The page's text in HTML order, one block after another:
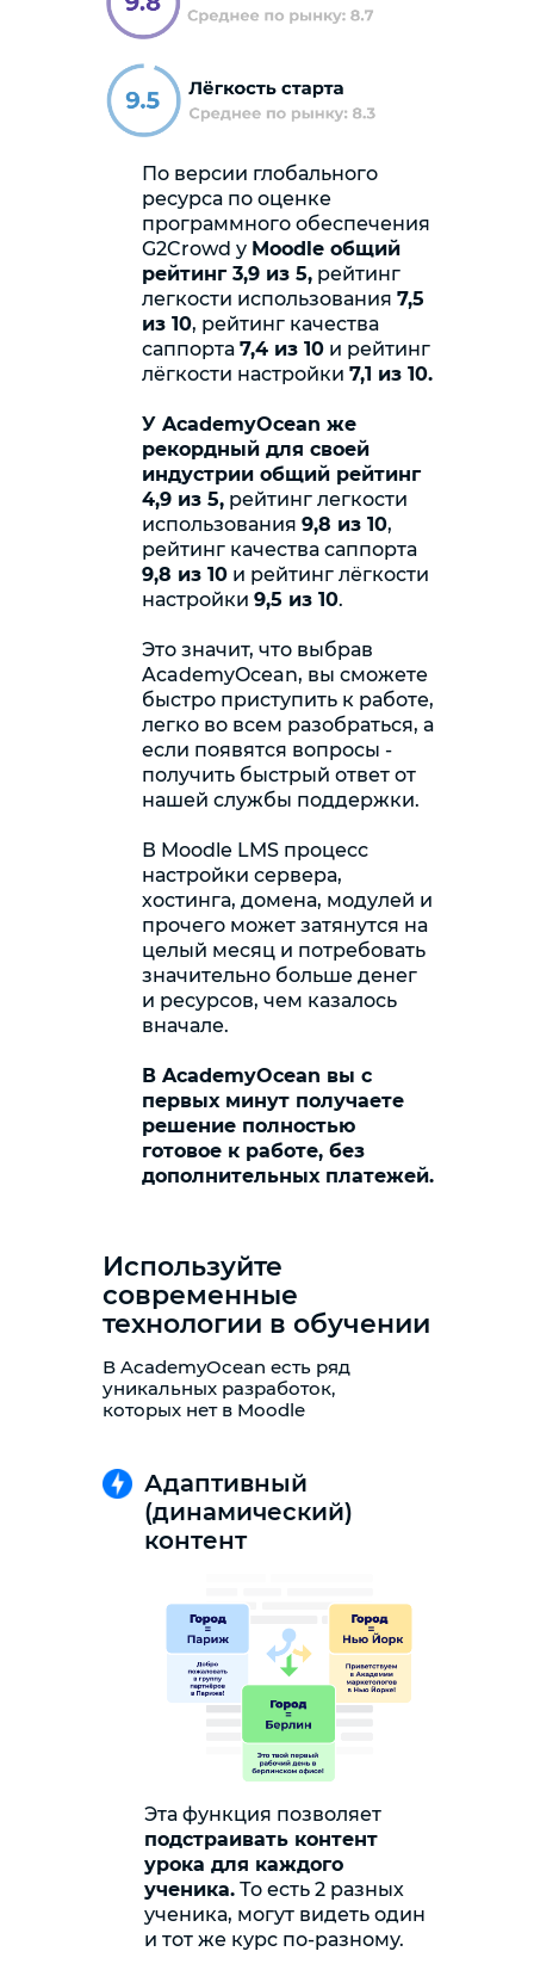
По версии глобального
ресурса по оценке
программного обеспечения
G2Crowd у Moodle общий
рейтинг 3,9 из 5, рейтинг
легкости использования 7,5
из 10, рейтинг качества
саппорта 7,4 из 10 и рейтинг
лёгкости настройки 7,1 из 10.
У AcademyOcean же
рекордный для своей
индустрии общий рейтинг
4,9 из 5, рейтинг легкости
использования 9,8 из 10,
рейтинг качества саппорта
9,8 из 10 и рейтинг лёгкости
настройки 9,5 из 10.
Это значит, что выбрав
AcademyOcean, вы сможете
быстро приступить к работе,
легко во всем разобраться, а
если появятся вопросы -
получить быстрый ответ от
нашей службы поддержки.
В Moodle LMS процесс
настройки сервера,
хостинга, домена, модулей и
прочего может затянутся на
целый месяц и потребовать
значительно больше денег
и ресурсов, чем казалось
вначале.
В AcademyOcean вы с
первых минут получаете
решение полностью
готовое к работе, без
дополнительных платежей.
В AcademyOcean есть ряд
уникальных разработок,
которых нет в Moodle
Адаптивный
(динамический)
контент
Используйте
современные
технологии в обучении
Эта функция позволяет
подстраивать контент
урока для каждого
ученика. То есть 2 разных
ученика, могут видеть один
и тот же курс по-разному.